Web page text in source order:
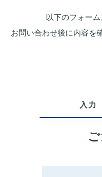
以下のフォー
お問い合わせ後に内容を
入力